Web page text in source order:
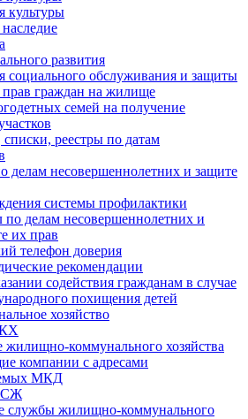
культуры
развития
социального обслуживания и защиты
прав граждан на жилище
семей на получение
реестры по датам
делам несовершеннолетних и защите
системы профилактики
по делам несовершеннолетних и
их прав
телефон доверия
рекомендации
содействия гражданам в случае
похищения детей
хозяйство
жилищно-коммунального хозяйства
компании с адресами
МКД
службы жилищно-коммунального